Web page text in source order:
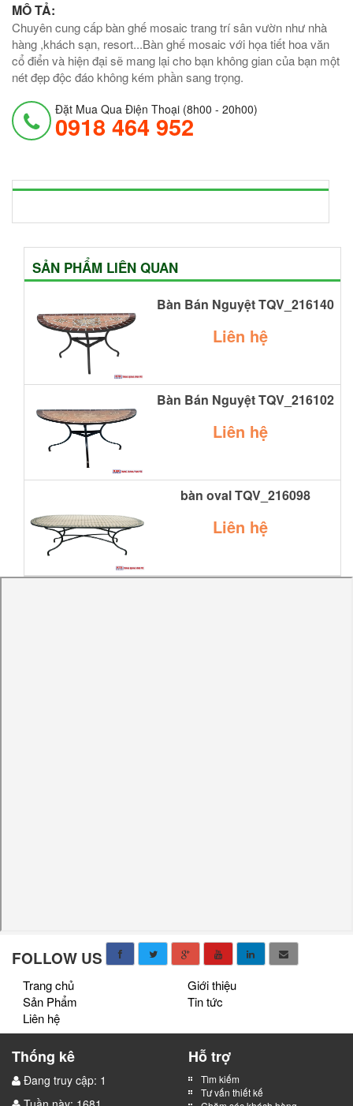
MÔ TẢ:
Chuyên cung cấp bàn ghế mosaic trang trí sân vườn như nhà
hàng ,khách sạn, resort...Bàn ghế mosaic với họa tiết hoa văn
cổ điển và hiện đại sẽ mang lại cho bạn không gian của bạn một
nét đẹp độc đáo không kém phần sang trọng.
Đặt Mua Qua Điện Thoại (8h00 - 20h00)
0918 464 952
SẢN PHẨM LIÊN QUAN
Bàn Bán Nguyệt TQV_216140
Liên hệ
Bàn Bán Nguyệt TQV_216102
Liên hệ
bàn oval TQV_216098
Liên hệ
FOLLOW US
Trang chủ
Giới thiệu
Sản Phẩm
Tin tức
Liên hệ
Thống kê
Đang truy cập: 1
Hỗ trợ
Tìm kiếm
Tư vấn thiết kế